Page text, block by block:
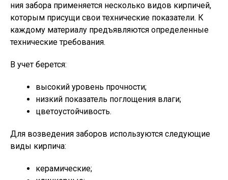
ния забора применяется несколько видов кирпичей,
которым присущи свои технические показатели. К
каждому материалу предъявляются определенные
технические требования.
В учет берется:
высокий уровень прочности;
низкий показатель поглощения влаги;
цветоустойчивость.
Для возведения заборов используются следующие
виды кирпича:
керамические;